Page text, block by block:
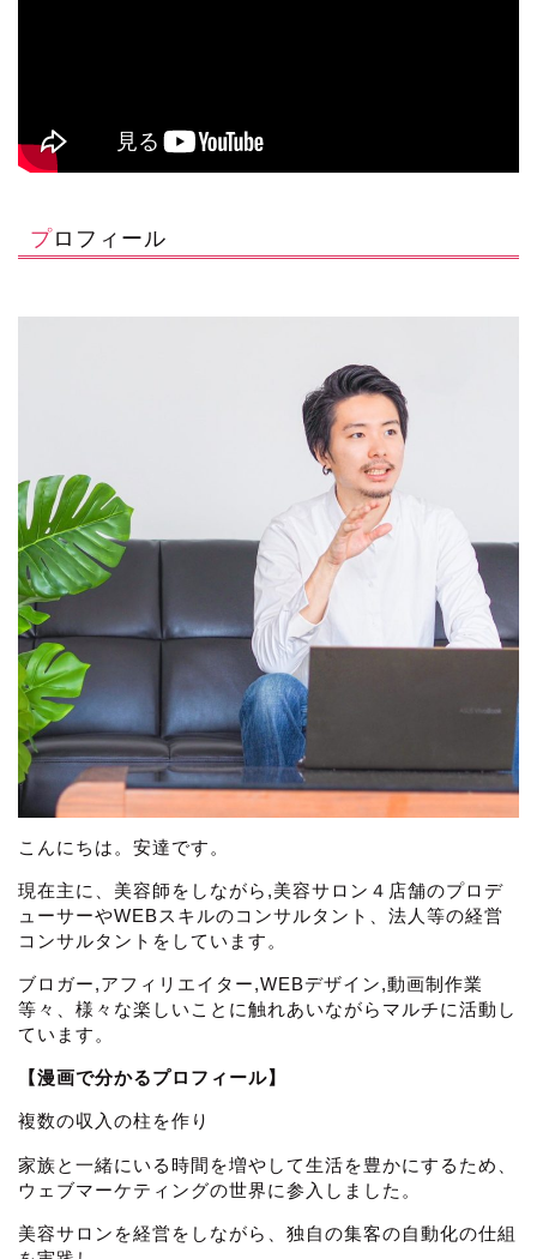
プロフィール
こんにちは。安達です。
現在主に、美容師をしながら,美容サロン４店舗のプロデ
ューサーやWEBスキルのコンサルタント、法人等の経営
コンサルタントをしています。
ブロガー,アフィリエイター,WEBデザイン,動画制作業
等々、様々な楽しいことに触れあいながらマルチに活動し
ています。
【漫画で分かるプロフィール】
複数の収入の柱を作り
家族と一緒にいる時間を増やして生活を豊かにするため、
ウェブマーケティングの世界に参入しました。
美容サロンを経営をしながら、独自の集客の自動化の仕組